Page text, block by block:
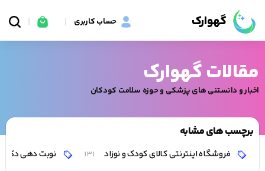
گهوارک حساب کاربری
مقالات گهوارک
اخبار و دانستنی های پزشکی و حوزه سلامت کودکان
برچسب های مشابه
فروشگاه اینترنتی کالای کودک و نوزاد 131 نوبت دهی